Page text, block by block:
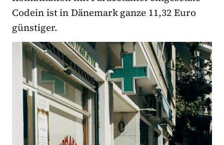
Codein ist in Dänemark ganze 11,32 Euro
günstiger.